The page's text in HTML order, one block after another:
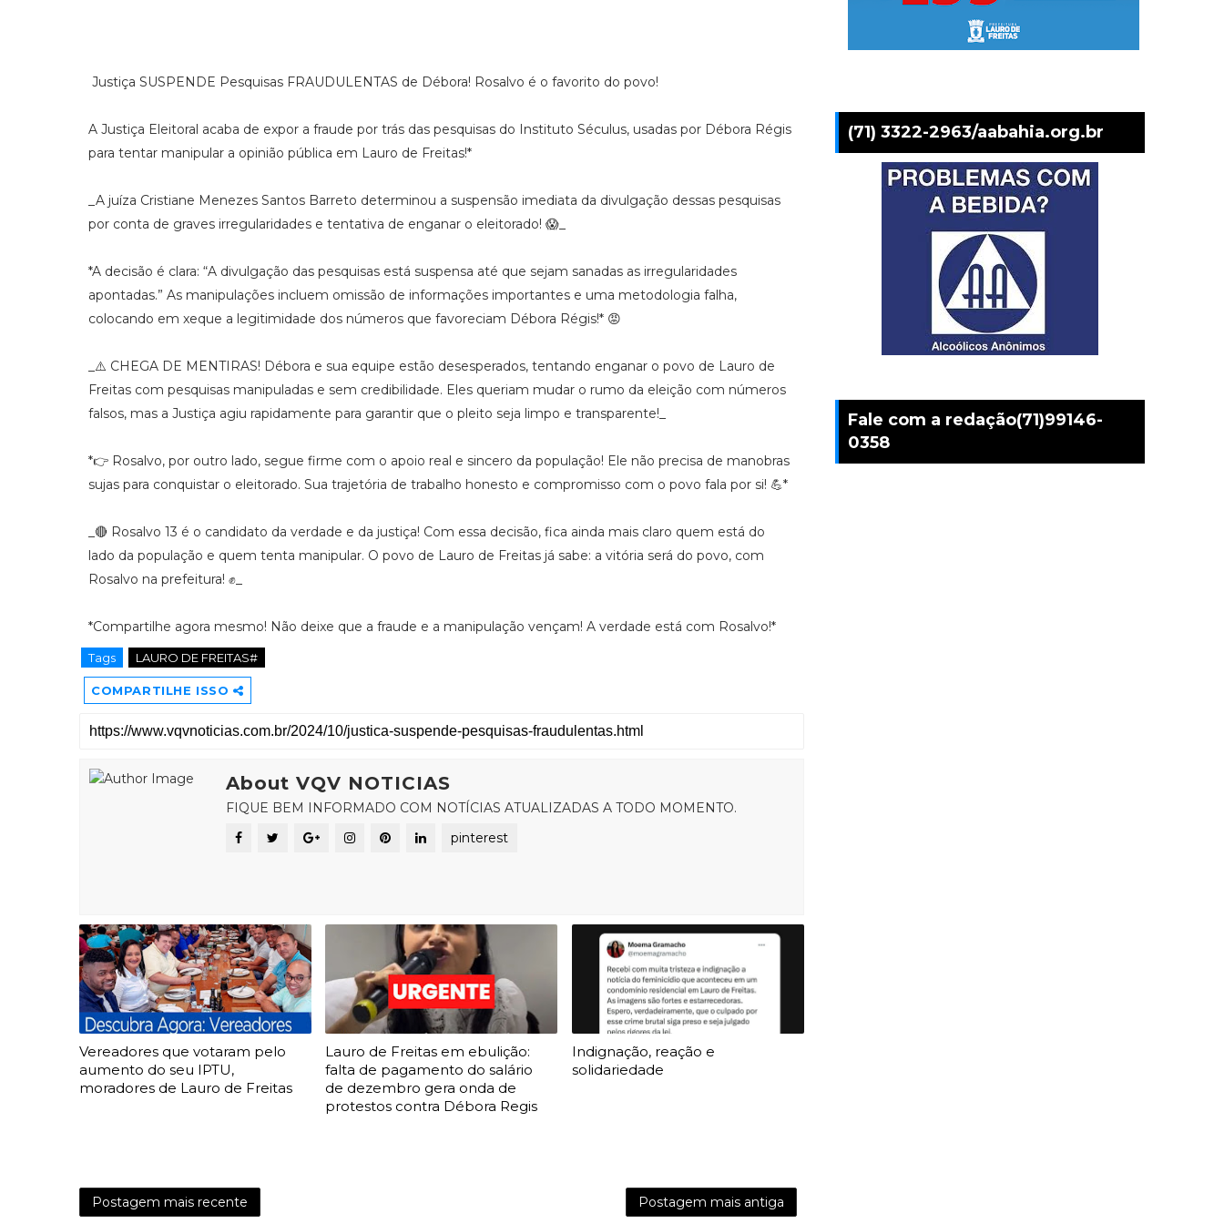
Justiça SUSPENDE Pesquisas FRAUDULENTAS de Débora! Rosalvo é o favorito do povo!
A Justiça Eleitoral acaba de expor a fraude por trás das pesquisas do Instituto Séculus, usadas por Débora Régis
para tentar manipular a opinião pública em Lauro de Freitas!*
_A juíza Cristiane Menezes Santos Barreto determinou a suspensão imediata da divulgação dessas pesquisas
por conta de graves irregularidades e tentativa de enganar o eleitorado! 😱_
*A decisão é clara: “A divulgação das pesquisas está suspensa até que sejam sanadas as irregularidades
apontadas.” As manipulações incluem omissão de informações importantes e uma metodologia falha,
colocando em xeque a legitimidade dos números que favoreciam Débora Régis!* 😡
_⚠️ CHEGA DE MENTIRAS! Débora e sua equipe estão desesperados, tentando enganar o povo de Lauro de
Freitas com pesquisas manipuladas e sem credibilidade. Eles queriam mudar o rumo da eleição com números
falsos, mas a Justiça agiu rapidamente para garantir que o pleito seja limpo e transparente!_
*👉 Rosalvo, por outro lado, segue firme com o apoio real e sincero da população! Ele não precisa de manobras
sujas para conquistar o eleitorado. Sua trajetória de trabalho honesto e compromisso com o povo fala por si! 💪*
_🔴 Rosalvo 13 é o candidato da verdade e da justiça! Com essa decisão, fica ainda mais claro quem está do
lado da população e quem tenta manipular. O povo de Lauro de Freitas já sabe: a vitória será do povo, com
Rosalvo na prefeitura! ✊_
*Compartilhe agora mesmo! Não deixe que a fraude e a manipulação vençam! A verdade está com Rosalvo!*
Tags LAURO DE FREITAS#
COMPARTILHE ISSO
About VQV NOTICIAS
FIQUE BEM INFORMADO COM NOTÍCIAS ATUALIZADAS A TODO MOMENTO.
pinterest
Vereadores que votaram pelo
aumento do seu IPTU,
moradores de Lauro de Freitas
Lauro de Freitas em ebulição:
falta de pagamento do salário
de dezembro gera onda de
protestos contra Débora Regis
Indignação, reação e
solidariedade
Postagem mais recente Postagem mais antiga
(71) 3322-2963/aabahia.org.br
Fale com a redação(71)99146-
0358